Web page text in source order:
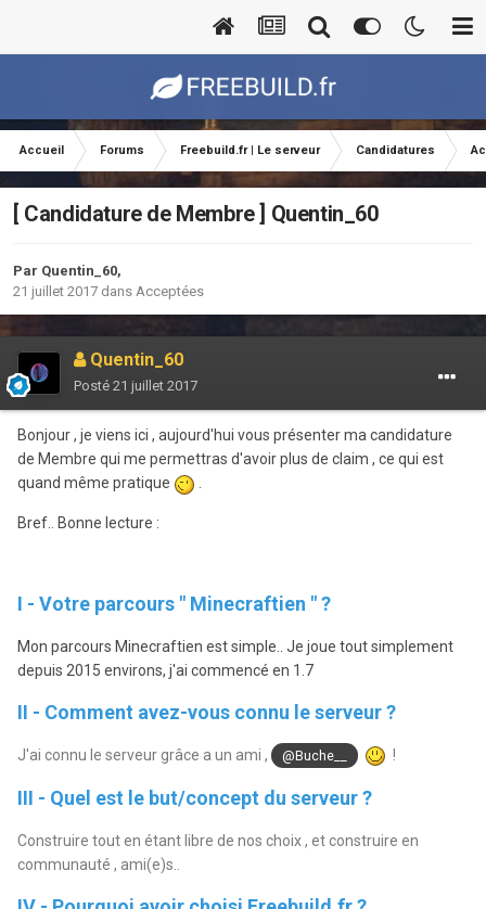
Accueil Forums Freebuild.fr | Le serveur Candidatures
[ Candidature de Membre ] Quentin_60
Par Quentin_60,
21 juillet 2017 dans Acceptées
Quentin_60
Posté 21 juillet 2017
Bonjour , je viens ici , aujourd'hui vous présenter ma candidature
de Membre qui me permettras d'avoir plus de claim , ce qui est
quand même pratique
.
Bref.. Bonne lecture :
I - Votre parcours " Minecraftien " ?
Mon parcours Minecraftien est simple.. Je joue tout simplement
depuis 2015 environs, j'ai commencé en 1.7
II - Comment avez-vous connu le serveur ?
J'ai connu le serveur grâce a un ami , @Buche__ !
III - Quel est le but/concept du serveur ?
Construire tout en étant libre de nos choix , et construire en
communauté , ami(e)s..